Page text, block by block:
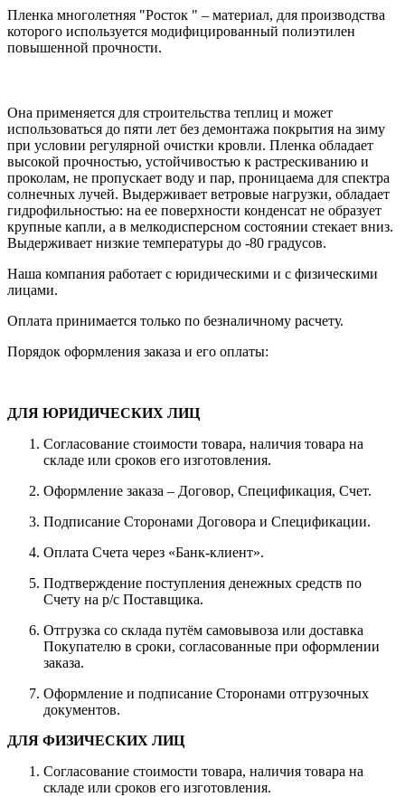
Пленка многолетняя "Росток " – материал, для производства
которого используется модифицированный полиэтилен
повышенной прочности.
Она применяется для строительства теплиц и может
использоваться до пяти лет без демонтажа покрытия на зиму
при условии регулярной очистки кровли. Пленка обладает
высокой прочностью, устойчивостью к растрескиванию и
проколам, не пропускает воду и пар, проницаема для спектра
солнечных лучей. Выдерживает ветровые нагрузки, обладает
гидрофильностью: на ее поверхности конденсат не образует
крупные капли, а в мелкодисперсном состоянии стекает вниз.
Выдерживает низкие температуры до -80 градусов.
Наша компания работает с юридическими и с физическими
лицами.
Оплата принимается только по безналичному расчету.
Порядок оформления заказа и его оплаты:
ДЛЯ ЮРИДИЧЕСКИХ ЛИЦ
Согласование стоимости товара, наличия товара на
складе или сроков его изготовления.
Оформление заказа – Договор, Спецификация, Счет.
Подписание Сторонами Договора и Спецификации.
Оплата Счета через «Банк-клиент».
Подтверждение поступления денежных средств по
Счету на р/с Поставщика.
Отгрузка со склада путём самовывоза или доставка
Покупателю в сроки, согласованные при оформлении
заказа.
Оформление и подписание Сторонами отгрузочных
документов.
ДЛЯ ФИЗИЧЕСКИХ ЛИЦ
Согласование стоимости товара, наличия товара на
складе или сроков его изготовления.